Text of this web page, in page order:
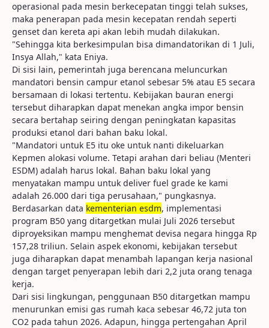
operasional pada mesin berkecepatan tinggi telah sukses,
maka penerapan pada mesin kecepatan rendah seperti
genset dan kereta api akan lebih mudah dilakukan.
"Sehingga kita berkesimpulan bisa dimandatorikan di 1 Juli,
Insya Allah," kata Eniya.
Di sisi lain, pemerintah juga berencana meluncurkan
mandatori bensin campur etanol sebesar 5% atau E5 secara
bersamaan di lokasi tertentu. Kebijakan bauran energi
tersebut diharapkan dapat menekan angka impor bensin
secara bertahap seiring dengan peningkatan kapasitas
produksi etanol dari bahan baku lokal.
"Mandatori untuk E5 itu oke untuk nanti dikeluarkan
Kepmen alokasi volume. Tetapi arahan dari beliau (Menteri
ESDM) adalah harus lokal. Bahan baku lokal yang
menyatakan mampu untuk deliver fuel grade ke kami
adalah 26.000 dari tiga perusahaan," pungkasnya.
Berdasarkan data kementerian esdm, implementasi
program B50 yang ditargetkan mulai Juli 2026 tersebut
diproyeksikan mampu menghemat devisa negara hingga Rp
157,28 triliun. Selain aspek ekonomi, kebijakan tersebut
juga diharapkan dapat menambah lapangan kerja nasional
dengan target penyerapan lebih dari 2,2 juta orang tenaga
kerja.
Dari sisi lingkungan, penggunaan B50 ditargetkan mampu
menurunkan emisi gas rumah kaca sebesar 46,72 juta ton
CO2 pada tahun 2026. Adapun, hingga pertengahan April